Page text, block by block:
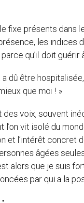
fixe présents dans
les indices
qu’il doit
dû être
que moi ! »
des voix, souvent
l’on vit isolé du
et l’intérêt concret
âgées
alors que je suis
par qui a la